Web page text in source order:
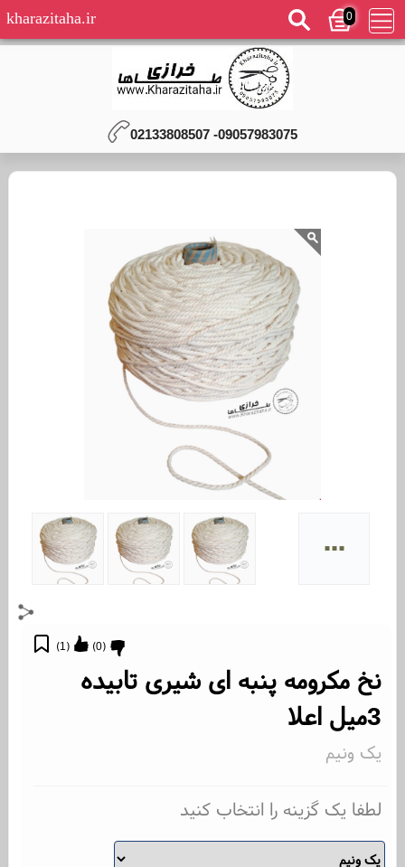
0
kharazitaha.ir
09057983075- 02133808507
...
(
1
) (
0
)
نخ مکرومه پنبه ای شیری تابیده
3میل اعلا
یک ونیم
لطفا یک گزینه را انتخاب کنید